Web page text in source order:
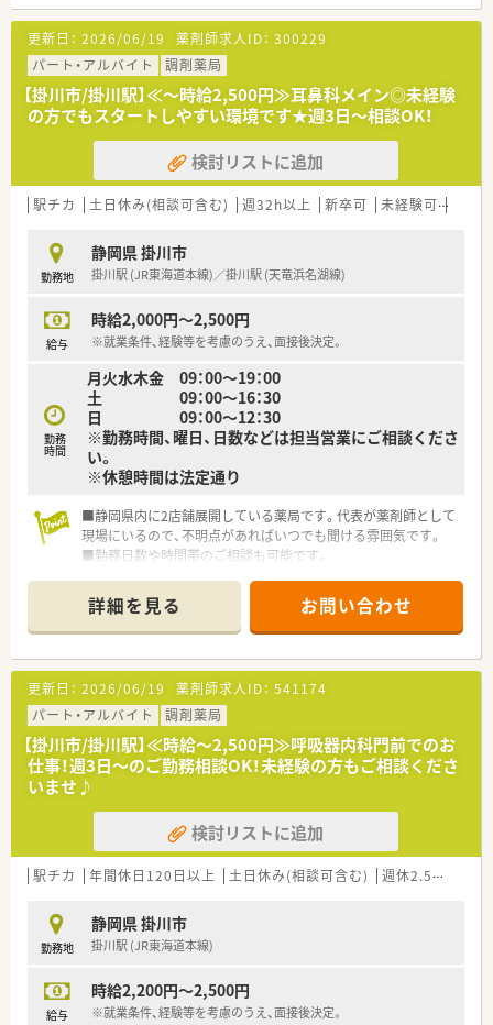
更新日： 2026/06/19 薬剤師求人ID： 300229
パート・アルバイト
調剤薬局
【掛川市/掛川駅】≪～時給2,500円≫耳鼻科メイン◎未経験
の方でもスタートしやすい環境です★週3日～相談OK！
検討リストに追加
駅チカ 土日休み(相談可含む) 週32h以上 新卒可 未経験可
勤務地
静岡県 掛川市
掛川駅 (JR東海道本線)／掛川駅 (天竜浜名湖線)
給与
時給2,000円～2,500円
※就業条件、経験等を考慮のうえ、面接後決定。
勤務
時間
月火水木金 09：00～19：00
土 09：00～16：30
日 09：00～12：30
※勤務時間、曜日、日数などは担当営業にご相談くださ
い。
※休憩時間は法定通り
■静岡県内に2店舗展開している薬局です。代表が薬剤師として
現場にいるので、不明点があればいつでも聞ける雰囲気です。
■勤務日数や時間帯のご相談も可能です。
レスなく行える環境です。
詳細を見る お問い合わせ
更新日： 2026/06/19 薬剤師求人ID： 541174
パート・アルバイト
調剤薬局
【掛川市/掛川駅】≪時給～2,500円≫呼吸器内科門前でのお
仕事！週3日～のご勤務相談OK！未経験の方もご相談くださ
いませ♪
検討リストに追加
駅チカ 年間休日120日以上 土日休み(相談可含む) 週休2.5日以上
勤務地
静岡県 掛川市
掛川駅 (JR東海道本線)
給与
時給2,200円～2,500円
※就業条件、経験等を考慮のうえ、面接後決定。